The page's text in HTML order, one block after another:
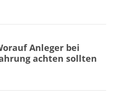
Anleger bei
achten sollten